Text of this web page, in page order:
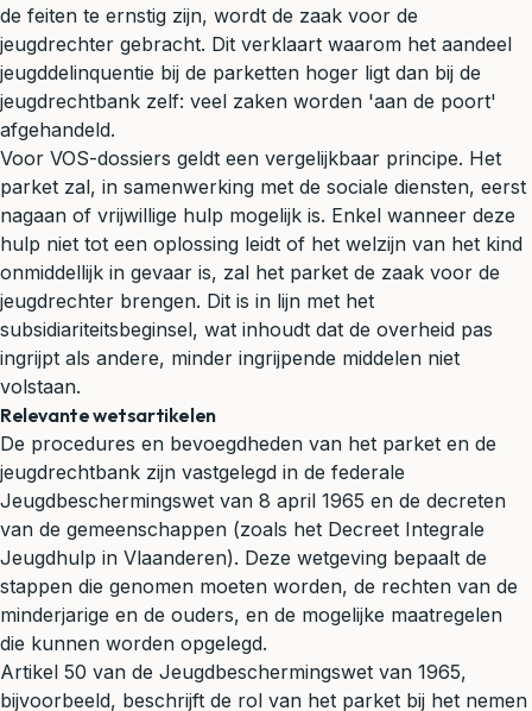
de feiten te ernstig zijn, wordt de zaak voor de
jeugdrechter gebracht. Dit verklaart waarom het aandeel
jeugddelinquentie bij de parketten hoger ligt dan bij de
jeugdrechtbank zelf: veel zaken worden 'aan de poort'
afgehandeld.
Voor VOS-dossiers geldt een vergelijkbaar principe. Het
parket zal, in samenwerking met de sociale diensten, eerst
nagaan of vrijwillige hulp mogelijk is. Enkel wanneer deze
hulp niet tot een oplossing leidt of het welzijn van het kind
onmiddellijk in gevaar is, zal het parket de zaak voor de
jeugdrechter brengen. Dit is in lijn met het
subsidiariteitsbeginsel, wat inhoudt dat de overheid pas
ingrijpt als andere, minder ingrijpende middelen niet
volstaan.
Relevante wetsartikelen
De procedures en bevoegdheden van het parket en de
jeugdrechtbank zijn vastgelegd in de federale
Jeugdbeschermingswet van 8 april 1965 en de decreten
van de gemeenschappen (zoals het Decreet Integrale
Jeugdhulp in Vlaanderen). Deze wetgeving bepaalt de
stappen die genomen moeten worden, de rechten van de
minderjarige en de ouders, en de mogelijke maatregelen
die kunnen worden opgelegd.
Artikel 50 van de Jeugdbeschermingswet van 1965,
bijvoorbeeld, beschrijft de rol van het parket bij het nemen